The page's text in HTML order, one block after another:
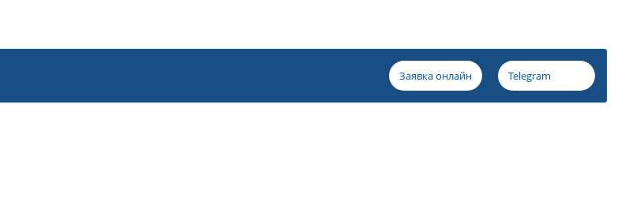
Заявка онлайн Telegram